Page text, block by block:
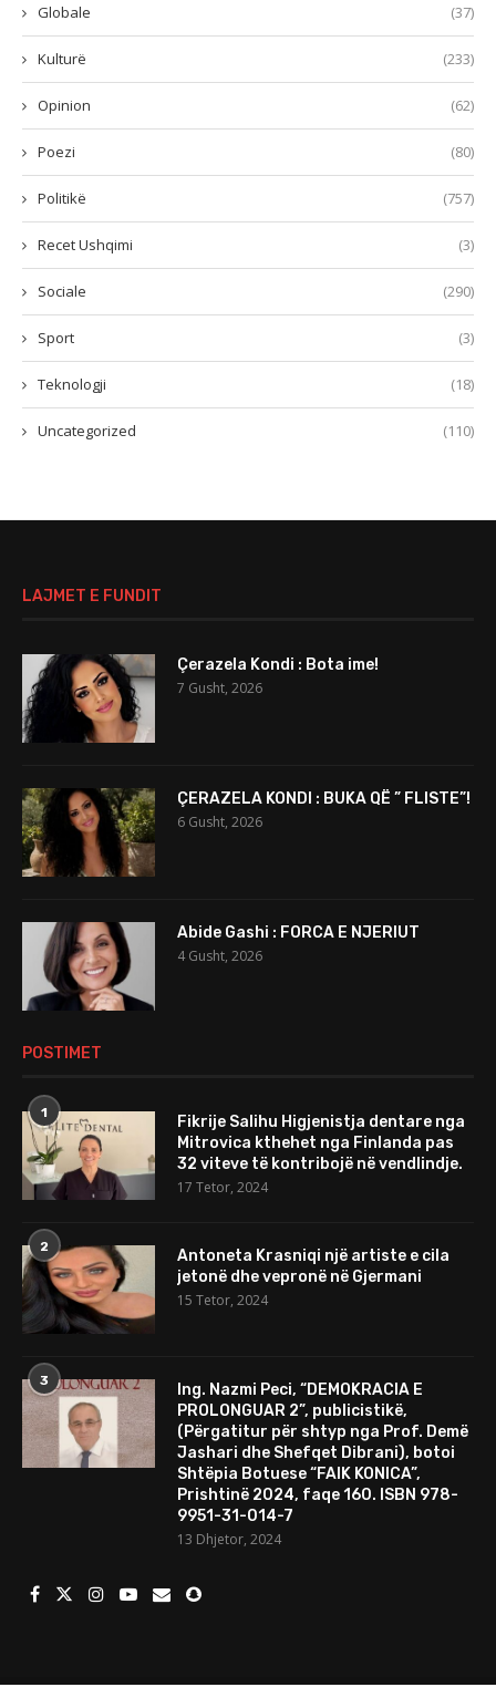
Globale (37)
Kulturë (233)
Opinion (62)
Poezi (80)
Politikë (757)
Recet Ushqimi (3)
Sociale (290)
Sport (3)
Teknologji (18)
Uncategorized (110)
LAJMET E FUNDIT
Çerazela Kondi : Bota ime!
7 Gusht, 2026
ÇERAZELA KONDI : BUKA QË ” FLISTE”!
6 Gusht, 2026
Abide Gashi : FORCA E NJERIUT
4 Gusht, 2026
POSTIMET
1
Fikrije Salihu Higjenistja dentare nga
Mitrovica kthehet nga Finlanda pas
32 viteve të kontribojë në vendlindje.
17 Tetor, 2024
2
Antoneta Krasniqi një artiste e cila
jetonë dhe vepronë në Gjermani
15 Tetor, 2024
3
Ing. Nazmi Peci, “DEMOKRACIA E
PROLONGUAR 2”, publicistikë,
(Përgatitur për shtyp nga Prof. Demë
Jashari dhe Shefqet Dibrani), botoi
Shtëpia Botuese “FAIK KONICA”,
Prishtinë 2024, faqe 160. ISBN 978-
9951-31-014-7
13 Dhjetor, 2024